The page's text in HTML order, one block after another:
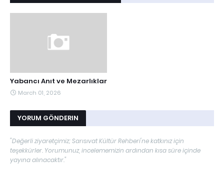
Yabancı Anıt ve Mezarlıklar
March 01, 2026
YORUM GÖNDERIN
"Değerli ziyaretçimiz; Sarısıvat Kültür Rehberi'ne katkınız için
teşekkürler. Yorumunuz, incelememizin ardından kısa süre içinde
yayına alınacaktır."